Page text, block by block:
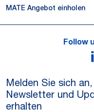
MATE Angebot einholen
Follow
Melden Sie sich
Newsletter und
erhalten